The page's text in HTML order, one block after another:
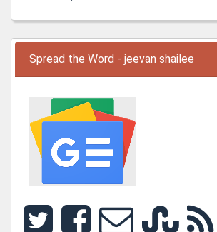
Spread the Word - jeevan shailee